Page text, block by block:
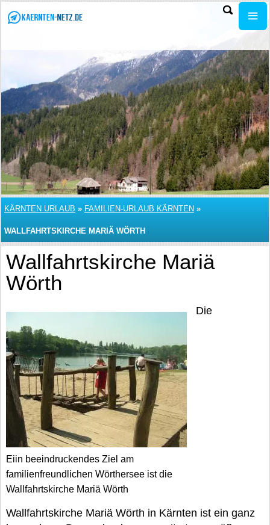
KÄRNTEN URLAUB » FAMILIEN-URLAUB KÄRNTEN »
WALLFAHRTSKIRCHE MARIÄ WÖRTH
Wallfahrtskirche Mariä
Wörth
Eiin beeindruckendes Ziel am
familienfreundlichen Wörthersee ist die
Wallfahrtskirche Mariä Wörth
Die
Wallfahrtskirche Mariä Wörth in Kärnten ist ein ganz